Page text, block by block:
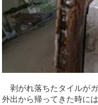
剥がれ落ちたタイルが
外出から帰ってきた時に